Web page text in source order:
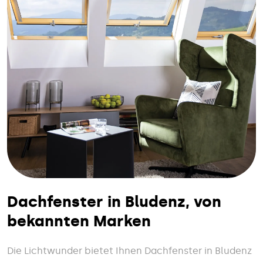
Dachfenster in Bludenz, von
bekannten Marken
Die Lichtwunder bietet Ihnen Dachfenster in Bludenz